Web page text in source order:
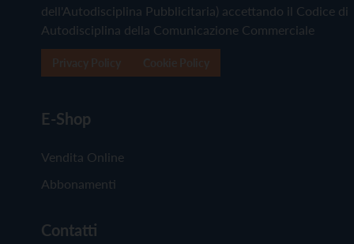
dell'Autodisciplina Pubblicitaria) accettando il Codice di
Autodisciplina della Comunicazione Commerciale
E-Shop
Vendita Online
Abbonamenti
Contatti